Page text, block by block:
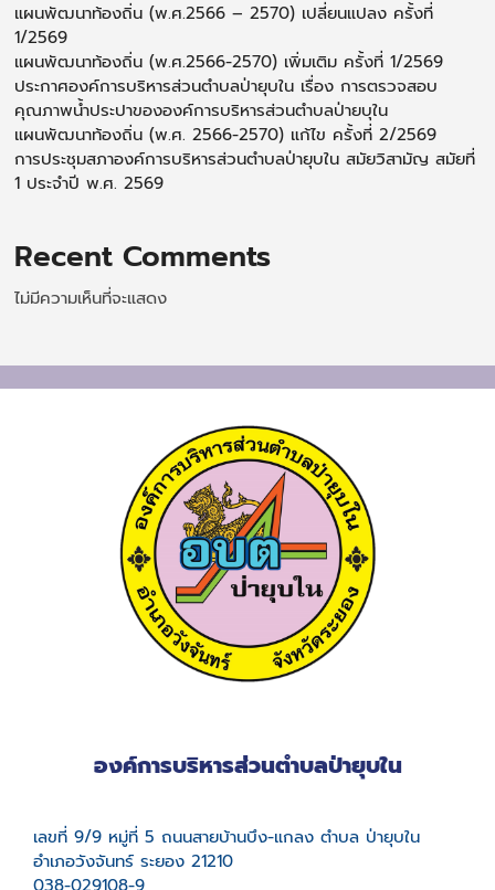
แผนพัฒนาท้องถิ่น (พ.ศ.2566 – 2570) เปลี่ยนแปลง ครั้งที่
1/2569
แผนพัฒนาท้องถิ่น (พ.ศ.2566-2570) เพิ่มเติม ครั้งที่ 1/2569
ประกาศองค์การบริหารส่วนตำบลป่ายุบใน เรื่อง การตรวจสอบ
คุณภาพน้ำประปาขององค์การบริหารส่วนตำบลป่ายบุใน
แผนพัฒนาท้องถิ่น (พ.ศ. 2566-2570) แก้ไข ครั้งที่ 2/2569
การประชุมสภาองค์การบริหารส่วนตำบลป่ายุบใน สมัยวิสามัญ สมัยที่
1 ประจำปี พ.ศ. 2569
Recent Comments
ไม่มีความเห็นที่จะแสดง
องค์การบริหารส่วนตำบลป่ายุบใน
เลขที่ 9/9 หมู่ที่ 5 ถนนสายบ้านบึง-แกลง ตำบล ป่ายุบใน
อำเภอวังจันทร์ ระยอง 21210